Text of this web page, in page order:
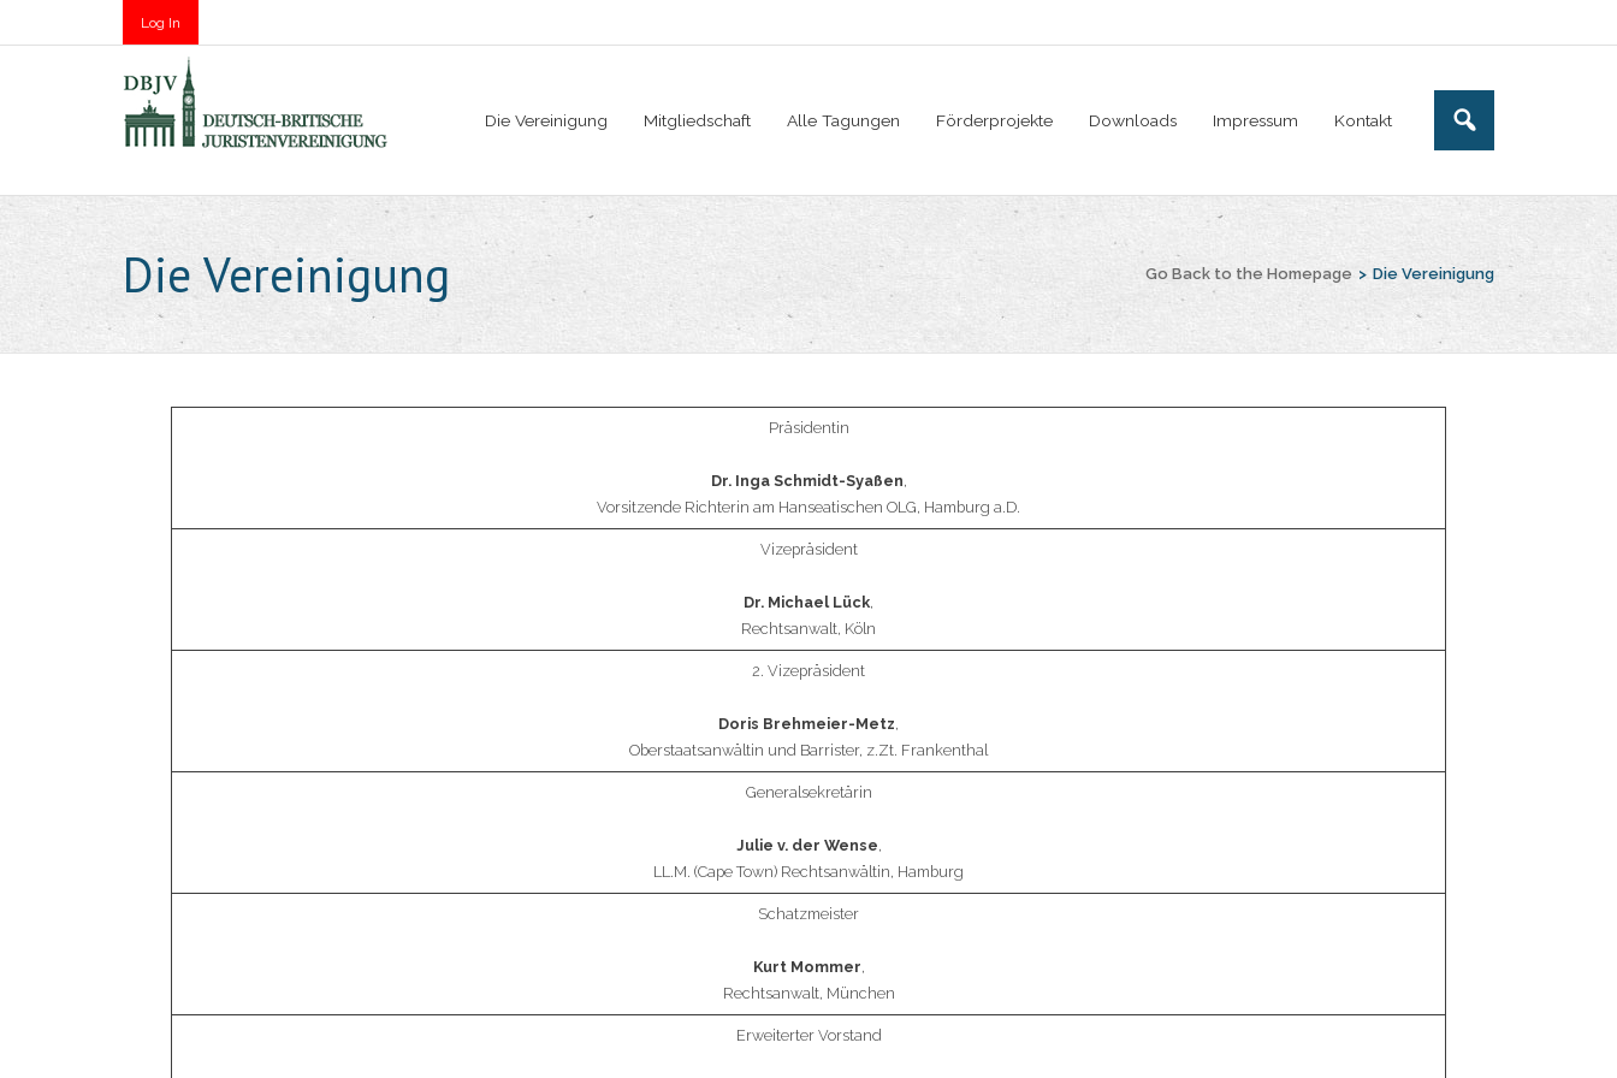
Log In
Die Vereinigung Mitgliedschaft Alle Tagungen Förderprojekte Downloads Impressum Kontakt
Die Vereinigung Go Back to the Homepage > Die Vereinigung
Präsidentin
Dr. Inga Schmidt-Syaßen,
Vorsitzende Richterin am Hanseatischen OLG, Hamburg a.D.
Vizepräsident
Dr. Michael Lück,
Rechtsanwalt, Köln
2. Vizepräsident
Doris Brehmeier-Metz,
Oberstaatsanwältin und Barrister, z.Zt. Frankenthal
Generalsekretärin
Julie v. der Wense,
LL.M. (Cape Town) Rechtsanwältin, Hamburg
Schatzmeister
Kurt Mommer,
Rechtsanwalt, München
Erweiterter Vorstand